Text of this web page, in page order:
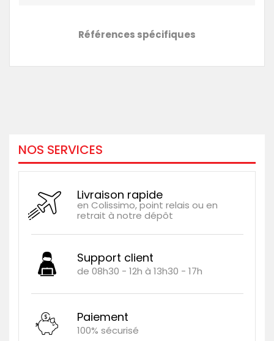
Références spécifiques
NOS SERVICES
Livraison rapide
en Colissimo, point relais ou en
retrait à notre dépôt
Support client
de 08h30 - 12h à 13h30 - 17h
Paiement
100% sécurisé